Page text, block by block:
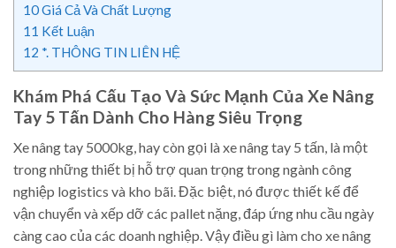
10Giá Cả Và Chất Lượng
11 Kết Luận
12 *. THÔNG TIN LIÊN HỆ
Khám Phá Cấu Tạo Và Sức Mạnh Của Xe Nâng
Tay 5 Tấn Dành Cho Hàng Siêu Trọng
Xe nâng tay 5000kg, hay còn gọi là xe nâng tay 5 tấn, là một
trong những thiết bị hỗ trợ quan trọng trong ngành công
nghiệp logistics và kho bãi. Đặc biệt, nó được thiết kế để
vận chuyển và xếp dỡ các pallet nặng, đáp ứng nhu cầu ngày
càng cao của các doanh nghiệp. Vậy điều gì làm cho xe nâng